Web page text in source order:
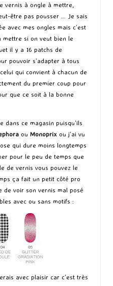
vernis à ongle à mettre,
être pas pousser … Je sais
avec mes ongles mais c’est
mettre si on veut bien le
il y a 16 patchs de
pouvoir s’adapter à tous
qui convient à chacun de
du premier coup pour
que ce soit à la bonne
ce magasin puisqu’ils
ou Monoprix ou j’ai vu
qui dure moins longtemps
pour le peu de temps que
de vernis vous pouvez le
ça fait un petit côté pro
de voir son vernis mal posé
avec ou sans motifs :
avec plaisir car c’est très